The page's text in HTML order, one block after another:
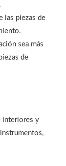
las piezas de
sea más
de
interiores y